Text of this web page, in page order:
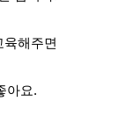
육해주면
아요.